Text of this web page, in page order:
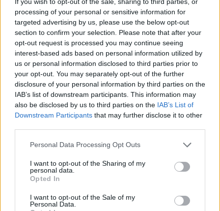
processing of your personal or sensitive information for
targeted advertising by us, please use the below opt-out
section to confirm your selection. Please note that after your
opt-out request is processed you may continue seeing
interest-based ads based on personal information utilized by
us or personal information disclosed to third parties prior to
your opt-out. You may separately opt-out of the further
disclosure of your personal information by third parties on the
IAB’s list of downstream participants. This information may
also be disclosed by us to third parties on the IAB’s List of
Downstream Participants that may further disclose it to other
Please note that this website/app uses one or more Google
not limited to your visit or usage behaviour. You may click to
grant or deny consent to Google and its third-party tags to
use your data for below specified purposes in below Google
consent section.
Personal Data Processing Opt Outs
I want to opt-out of the Sharing of my
personal data.
Opted In
I want to opt-out of the Sale of my
Personal Data.
hetven éve elhunyt Radnóti Miklós
emlékét idézi meg
grafikákon és fotókon keresztül a salgótarjáni START 20:10
alkotócsoport kiállítása szerdától a budapesti
FISE
Galériá
tovább
Elhunyt Gyarmati Fanni
2014. 02. 16.|Kultúrpart